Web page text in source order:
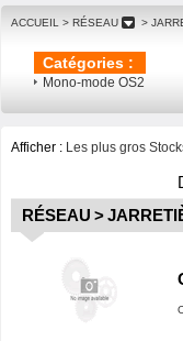
ACCUEIL > RÉSEAU >
Catégories :
Mono-mode OS2
Afficher : Les plus gros
RÉSEAU >